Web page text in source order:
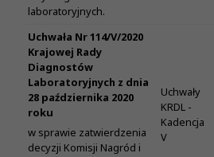
laboratoryjnych.
Uchwała Nr 114/V/2020
Krajowej Rady
Diagnostów
Laboratoryjnych z dnia
28 października 2020
roku
w sprawie zatwierdzenia
decyzji Komisji Nagród i
Uchwały
KRDL -
Kadencja
V